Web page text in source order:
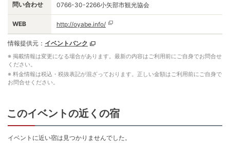
問い合わせ 0766-30-2266小矢部市観光協会
WEB http://oyabe.info/
情報提供元： イベントバンク
※ 掲載情報は変更になる場合があります。最新の内容はご利用前にご自身でお問合せ
ください。
※ 料金情報は税込・税抜表記が混ざっております。正しい金額はご利用前にご自身で
お問合せください。
このイベントの近くの宿
イベントに近い宿は見つかりませんでした。